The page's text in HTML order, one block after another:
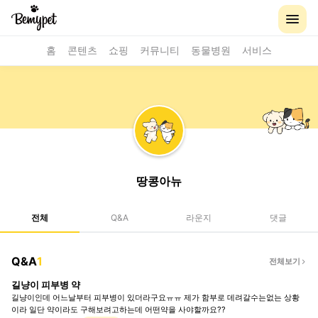
홈 콘텐츠 쇼핑 커뮤니티 동물병원 서비스
땅콩아뉴
전체 Q&A 라운지 댓글
Q&A1 전체보기
길냥이 피부병 약
길냥이인데 어느날부터 피부병이 있더라구요ㅠㅠ 제가 함부로 데려갈수는없는 상황
이라 일단 약이라도 구해보려고하는데 어떤약을 사야할까요??